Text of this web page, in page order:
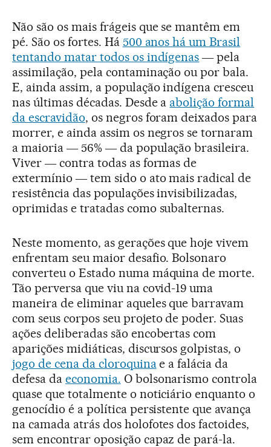
Não são os mais frágeis que se mantêm em
pé. São os fortes. Há 500 anos há um Brasil
tentando matar todos os indígenas― pela
assimilação, pela contaminação ou por bala.
E, ainda assim, a população indígena cresceu
nas últimas décadas. Desde a abolição formal
da escravidão, os negros foram deixados para
morrer, e ainda assim os negros se tornaram
a maioria ― 56% ― da população brasileira.
Viver ― contra todas as formas de
extermínio ― tem sido o ato mais radical de
resistência das populações invisibilizadas,
oprimidas e tratadas como subalternas.
Neste momento, as gerações que hoje vivem
enfrentam seu maior desafio. Bolsonaro
converteu o Estado numa máquina de morte.
Tão perversa que viu na covid-19 uma
maneira de eliminar aqueles que barravam
com seus corpos seu projeto de poder. Suas
ações deliberadas são encobertas com
aparições midiáticas, discursos golpistas, o
jogo de cena da cloroquinae a falácia da
defesa da economia. O bolsonarismo controla
quase que totalmente o noticiário enquanto o
genocídio é a política persistente que avança
na camada atrás dos holofotes dos factoides,
sem encontrar oposição capaz de pará-la.